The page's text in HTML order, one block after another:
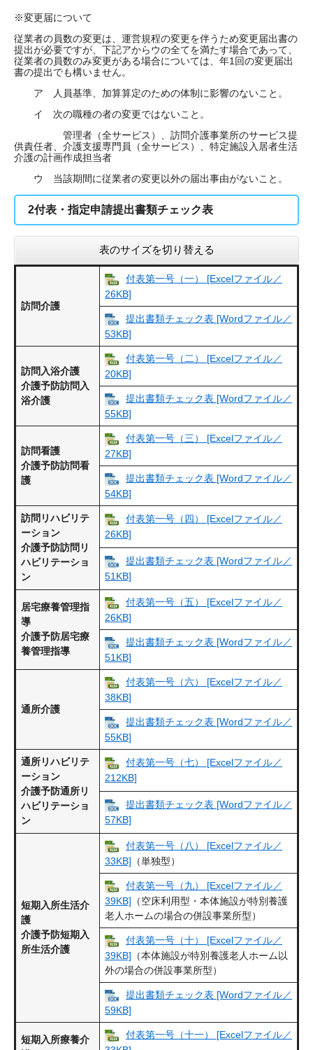
※変更届について
従業者の員数の変更は、運営規程の変更を伴うため変更届出書の
提出が必要ですが、下記アからウの全てを満たす場合であって、
従業者の員数のみ変更がある場合については、年1回の変更届出
書の提出でも構いません。
ア 人員基準、加算算定のための体制に影響のないこと。
イ 次の職種の者の変更ではないこと。
管理者（全サービス）、訪問介護事業所のサービス提
供責任者、介護支援専門員（全サービス）、特定施設入居者生活
介護の計画作成担当者
ウ 当該期間に従業者の変更以外の届出事由がないこと。
2付表・指定申請提出書類チェック表
表のサイズを切り替える
訪問介護
付表第一号（一） [Excelファイル／
26KB]
提出書類チェック表 [Wordファイル／
53KB]
訪問入浴介護
介護予防訪問入
浴介護
付表第一号（二） [Excelファイル／
20KB]
提出書類チェック表 [Wordファイル／
55KB]
訪問看護
介護予防訪問看
護
付表第一号（三） [Excelファイル／
27KB]
提出書類チェック表 [Wordファイル／
54KB]
訪問リハビリテ
ーション
介護予防訪問リ
ハビリテーショ
ン
付表第一号（四） [Excelファイル／
26KB]
提出書類チェック表 [Wordファイル／
51KB]
居宅療養管理指
導
介護予防居宅療
養管理指導
付表第一号（五） [Excelファイル／
26KB]
提出書類チェック表 [Wordファイル／
51KB]
通所介護
付表第一号（六） [Excelファイル／
38KB]
提出書類チェック表 [Wordファイル／
55KB]
通所リハビリテ
ーション
介護予防通所リ
ハビリテーショ
ン
付表第一号（七） [Excelファイル／
212KB]
提出書類チェック表 [Wordファイル／
57KB]
短期入所生活介
護
介護予防短期入
所生活介護
付表第一号（八） [Excelファイル／
33KB] （単独型）
付表第一号（九） [Excelファイル／
39KB] （空床利用型・本体施設が特別養護
老人ホームの場合の併設事業所型）
付表第一号（十） [Excelファイル／
39KB] （本体施設が特別養護老人ホーム以
外の場合の併設事業所型）
提出書類チェック表 [Wordファイル／
59KB]
短期入所療養介
付表第一号（十一） [Excelファイル／